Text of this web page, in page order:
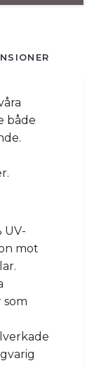
både
UV-
mot
som